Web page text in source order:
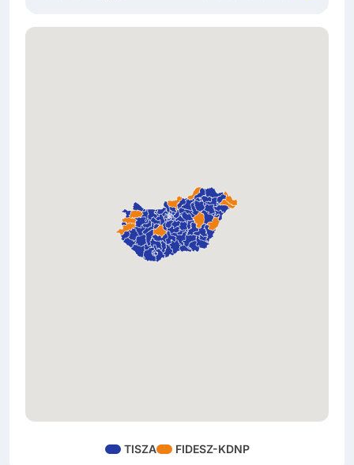
TISZA FIDESZ-KDNP